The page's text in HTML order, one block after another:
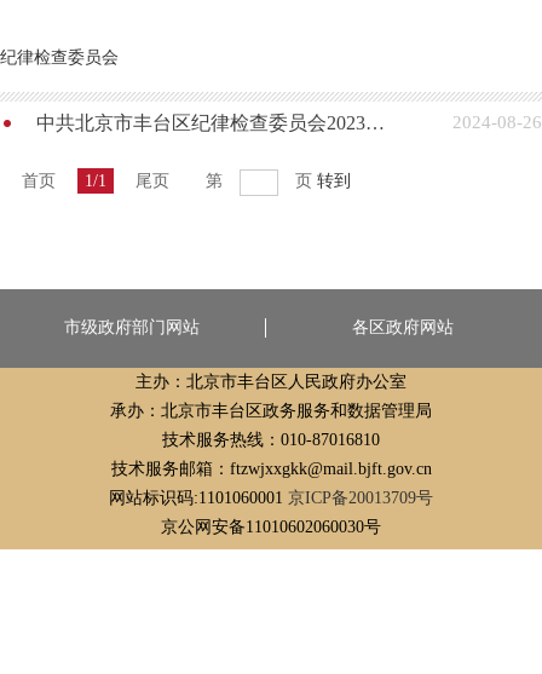
纪律检查委员会
中共北京市丰台区纪律检查委员会2023年度部门决算公开 2024-08-26
首页 1/1 尾页 第 页 转到
市级政府部门网站 各区政府网站
主办：北京市丰台区人民政府办公室
承办：北京市丰台区政务服务和数据管理局
技术服务热线：010-87016810
技术服务邮箱：ftzwjxxgkk@mail.bjft.gov.cn
网站标识码:1101060001 京ICP备20013709号
京公网安备11010602060030号